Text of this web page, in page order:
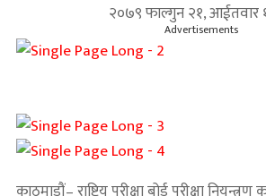
२०७९ फाल्गुन २१, आईतवार
Advertisements